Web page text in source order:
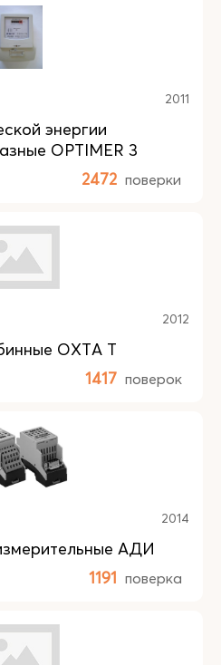
2011
энергии
OPTIMER 3
2472 поверки
2012
ОХТА Т
1417 поверок
2014
АДИ
1191 поверка